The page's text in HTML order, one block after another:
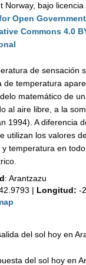
Norway, bajo licencia
Open
Commons 4.0
de sensación
de temperatura
matemático de
al aire libre, a la
1994). A diferencia
utilizan los valores
y temperatura en
: Arantzazu
| Longitud: -
del sol hoy en
del sol hoy en